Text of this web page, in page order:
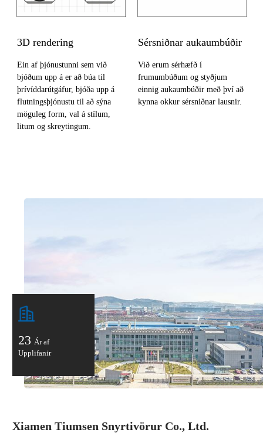
3D rendering
Ein af þjónustunni sem við
bjóðum upp á er að búa til
þrívíddarútgáfur, bjóða upp á
flutningsþjónustu til að sýna
möguleg form, val á stílum,
litum og skreytingum.
Sérsniðnar aukaumbúðir
Við erum sérhæfð í
frumumbúðum og styðjum
einnig aukaumbúðir með því að
kynna okkur sérsniðnar lausnir.
23 Ár af
Upplifanir
Xiamen Tiumsen Snyrtivörur Co., Ltd.